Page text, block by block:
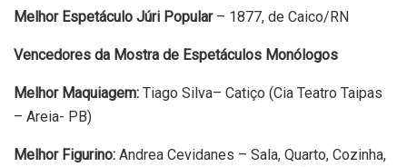
Melhor Espetáculo Júri Popular– 1877, de Caico/RN
Vencedores da Mostra de Espetáculos Monólogos
Melhor Maquiagem: Tiago Silva– Catiço (Cia Teatro Taipas
– Areia- PB)
Melhor Figurino: Andrea Cevidanes – Sala, Quarto, Cozinha,